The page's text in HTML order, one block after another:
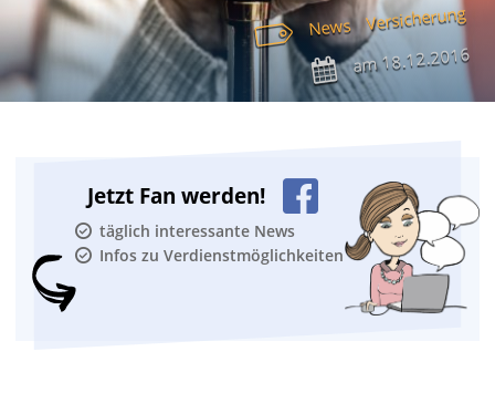
News Versicherung
am18.12.2016
Jetzt Fan werden!
täglich interessante News
Infos zu Verdienstmöglichkeiten